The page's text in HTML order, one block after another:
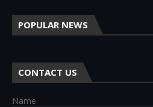
POPULAR NEWS
CONTACT US
Name